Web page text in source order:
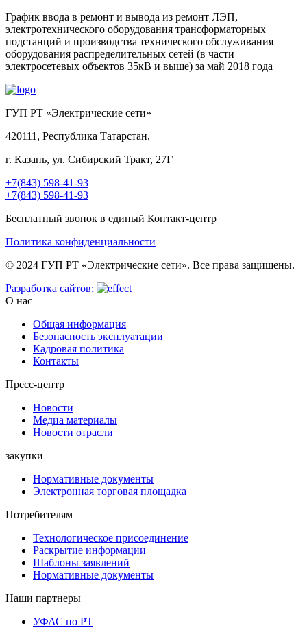
График ввода в ремонт и вывода из ремонт ЛЭП,
электротехнического оборудования трансформаторных
подстанций и производства технического обслуживания
оборудования распределительных сетей (в части
электросетевых объектов 35кВ и выше) за май 2018 года
ГУП РТ «Электрические сети»
420111, Республика Татарстан,
г. Казань, ул. Сибирский Тракт, 27Г
+7(843) 598-41-93
+7(843) 598-41-93
Бесплатный звонок в единый Контакт-центр
Политика конфиденциальности
© 2024 ГУП РТ «Электрические сети». Все права защищены.
Разработка сайтов:
О нас
Общая информация
Безопасность эксплуатации
Кадровая политика
Контакты
Пресс-центр
Новости
Медиа материалы
Новости отрасли
закупки
Нормативные документы
Электронная торговая площадка
Потребителям
Технологическое присоединение
Раскрытие информации
Шаблоны заявлений
Нормативные документы
Наши партнеры
УФАС по РТ